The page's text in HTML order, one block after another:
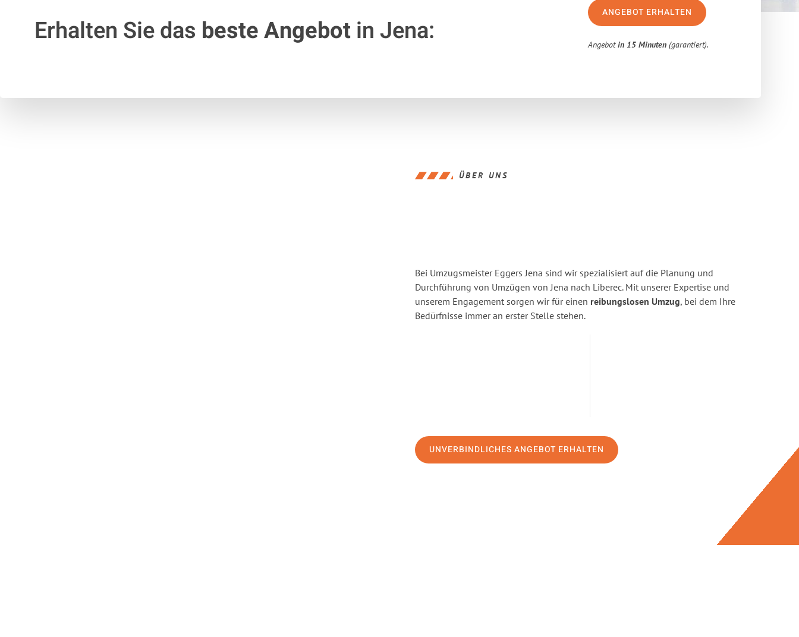
Erhalten Sie das beste Angebotin Jena:
ANGEBOT ERHALTEN
Angebotin 15 Minuten (garantiert).
ÜBER UNS
Bei Umzugsmeister Eggers Jena sind wir spezialisiert auf die Planung und
Durchführung von Umzügen von Jena nach Liberec. Mit unserer Expertise und
unserem Engagement sorgen wir für einen reibungslosen Umzug, bei dem Ihre
Bedürfnisse immer an erster Stelle stehen.
UNVERBINDLICHES ANGEBOT ERHALTEN